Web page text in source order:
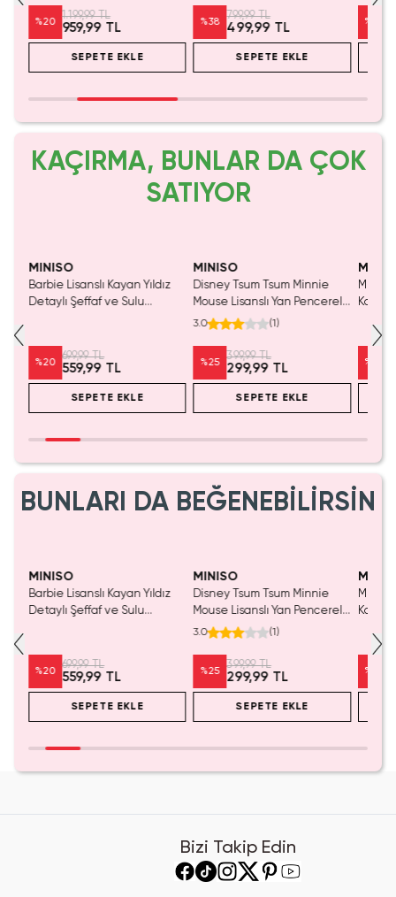
%20
1.199,99 TL
959,99 TL
SEPETE EKLE
%38
799,99 TL
499,99 TL
SEPETE EKLE
%
KAÇIRMA, BUNLAR DA ÇOK
SATIYOR
MINISO
Barbie Lisanslı Kayan Yıldız
Detaylı Şeffaf ve Sulu
%20
699,99 TL
559,99 TL
SEPETE EKLE
MINISO
Disney Tsum Tsum Minnie
Mouse Lisanslı Yan Pencereli
Mini Saklama Kutusu –
3.0 (1)
%25
399,99 TL
299,99 TL
SEPETE EKLE
Miniso
%
BUNLARI DA BEĞENEBİLİRSİN
MINISO
Barbie Lisanslı Kayan Yıldız
Detaylı Şeffaf ve Sulu
%20
699,99 TL
559,99 TL
SEPETE EKLE
MINISO
Disney Tsum Tsum Minnie
Mouse Lisanslı Yan Pencereli
Mini Saklama Kutusu –
3.0 (1)
%25
399,99 TL
299,99 TL
SEPETE EKLE
Miniso
%
Bizi Takip Edin